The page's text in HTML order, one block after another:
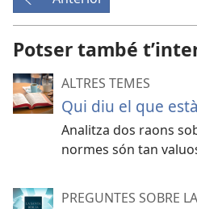
Potser també
ALTRES TEMES
Qui diu el que
Analitza dos raons
normes són tan
PREGUNTES SOBRE